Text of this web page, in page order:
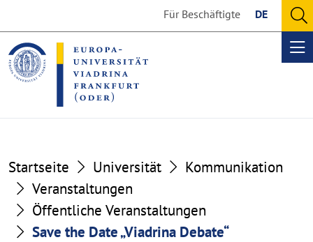
the
content
section
the
footer
section
Für Beschäftigte DE
Startseite Universität
Kommunikation
Veranstaltungen
Öffentliche Veranstaltungen
Save the Date „Viadrina Debate“